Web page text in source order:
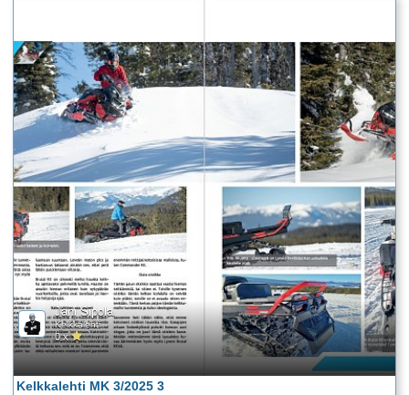
Jani Sipola
Kelkkalehti
0 x
Kelkkalehti MK 3/2025 3